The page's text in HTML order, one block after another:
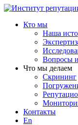
Кто мы
Наша
Вопросы
Что мы делаем
Скрининг
Контакты
En